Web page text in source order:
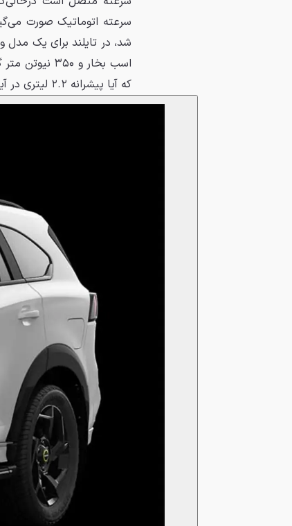
که آیا پیشرانه ۲.۲ لیتری در آینده به سیستم هیبریدی خفیف مجهز خواهد شد یا خیر.